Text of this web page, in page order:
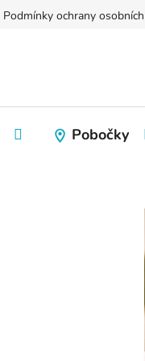
Podmínky ochrany
Pobočky